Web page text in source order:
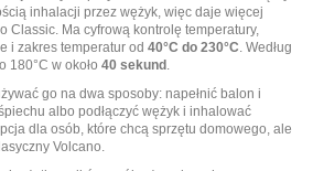
inhalacji przez wężyk, więc daje więcej
Classic. Ma cyfrową kontrolę temperatury,
i zakres temperatur od 40°C do 230°C. Według
180°C w około 40 sekund .
go na dwa sposoby: napełnić balon i
albo podłączyć wężyk i inhalować
dla osób, które chcą sprzętu domowego, ale
Volcano.